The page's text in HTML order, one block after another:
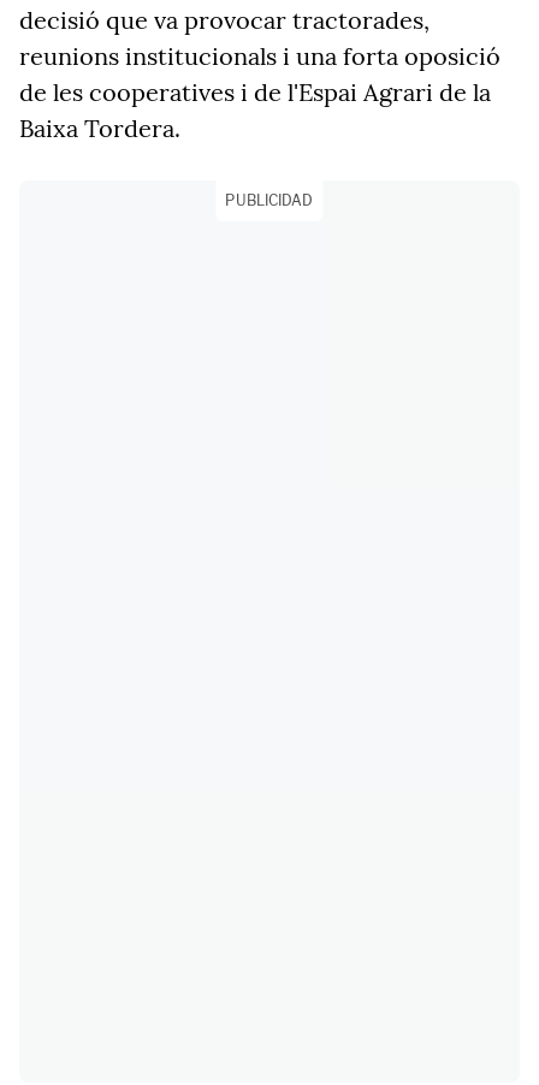
decisió que va provocar tractorades,
reunions institucionals i una forta oposició
de les cooperatives i de l'Espai Agrari de la
Baixa Tordera.
PUBLICIDAD